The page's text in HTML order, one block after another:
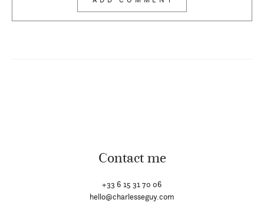
Contact me
+33 6 15 31 70 06
hello@charlesseguy.com